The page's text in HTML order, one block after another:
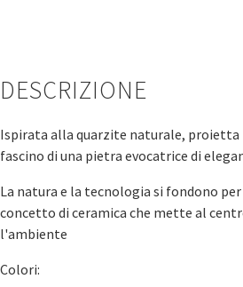
DESCRIZIONE
Ispirata alla quarzite naturale,
fascino di una pietra evocatrice di
La natura e la tecnologia si fondono per
concetto di ceramica che mette al
l'ambiente
Colori: